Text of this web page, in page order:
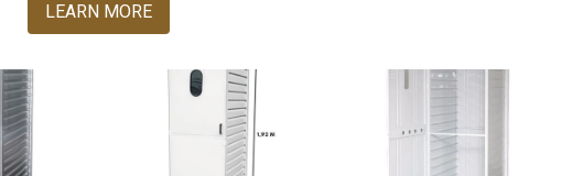
LEARN MORE